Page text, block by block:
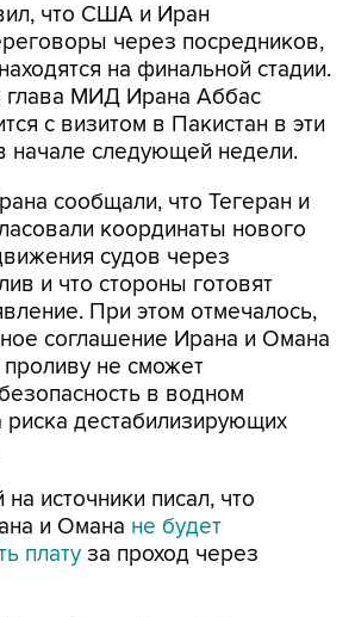
что США и Иран
через посредников,
на финальной стадии.
глава МИД Ирана Аббас
с визитом в Пакистан в эти
начале следующей недели.
сообщали, что Тегеран и
координаты нового
судов через
и что стороны готовят
При этом отмечалось,
соглашение Ирана и Омана
не сможет
в водном
риска дестабилизирующих
источники писал, что
и Омана не будет
плату за проход через